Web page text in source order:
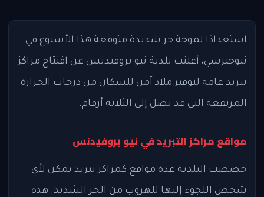
استعدادًا لموجة حر شديدة متوقعة هذا الأسبوع في
نيوجيرسي، أعلنت بلدية نيو بروفيدنس عن افتتاح مراكز
تبريد عامة لتوفير ملاذ آمن للسكان من درجات الحرارة
المرتفعة التي قد تصل إلى الثلاثة أرقام.
مواقع مراكز التبريد في نيو بروفيدنس
خصصت البلدية عدة مواقع كمراكز تبريد يمكن لأي
شخص اللجوء إليها للهروب من الحر الشديد. هذه